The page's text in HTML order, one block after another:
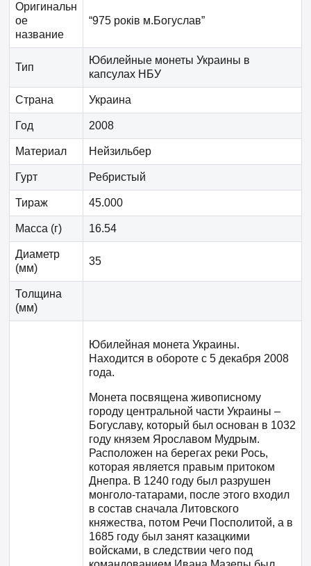
Оригинальн
ое
название
“975 років м.Богуслав”
Тип
Юбилейные монеты Украины в
капсулах НБУ
Страна Украина
Год 2008
Материал Нейзильбер
Гурт Ребристый
Тираж 45.000
Масса (г) 16.54
Диаметр
(мм)
35
Толщина
(мм)
Юбилейная монета Украины.
Находится в обороте с 5 декабря 2008
года.
Монета посвящена живописному
городу центральной части Украины –
Богуславу, который был основан в 1032
году князем Ярославом Мудрым.
Расположен на берегах реки Рось,
которая является правым притоком
Днепра. В 1240 году был разрушен
монголо-татарами, после этого входил
в состав сначала Литовского
княжества, потом Речи Посполитой, а в
1685 году был занят казацкими
войсками, в следствии чего под